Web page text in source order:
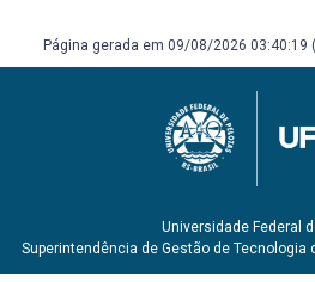
Página gerada em 09/08/2026
Universidade Federal
Superintendência de Gestão de